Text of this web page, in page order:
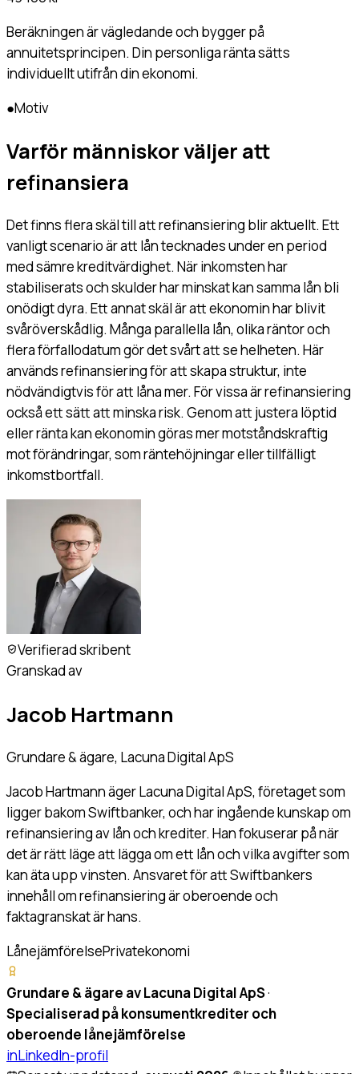
Beräkningen är vägledande och bygger på
annuitetsprincipen. Din personliga ränta sätts
individuellt utifrån din ekonomi.
●Motiv
Varför människor väljer att
refinansiera
Det finns flera skäl till att refinansiering blir aktuellt. Ett
vanligt scenario är att lån tecknades under en period
med sämre kreditvärdighet. När inkomsten har
stabiliserats och skulder har minskat kan samma lån bli
onödigt dyra. Ett annat skäl är att ekonomin har blivit
svåröverskådlig. Många parallella lån, olika räntor och
flera förfallodatum gör det svårt att se helheten. Här
används refinansiering för att skapa struktur, inte
nödvändigtvis för att låna mer. För vissa är refinansiering
också ett sätt att minska risk. Genom att justera löptid
eller ränta kan ekonomin göras mer motståndskraftig
mot förändringar, som räntehöjningar eller tillfälligt
inkomstbortfall.
Verifierad skribent
Granskad av
Jacob Hartmann
Grundare & ägare, Lacuna Digital ApS
Jacob Hartmann äger Lacuna Digital ApS, företaget som
ligger bakom Swiftbanker, och har ingående kunskap om
refinansiering av lån och krediter. Han fokuserar på när
det är rätt läge att lägga om ett lån och vilka avgifter som
kan äta upp vinsten. Ansvaret för att Swiftbankers
innehåll om refinansiering är oberoende och
faktagranskat är hans.
LånejämförelsePrivatekonomi
Grundare & ägare av Lacuna Digital ApS·
Specialiserad på konsumentkrediter och
oberoende lånejämförelse
inLinkedIn-profil